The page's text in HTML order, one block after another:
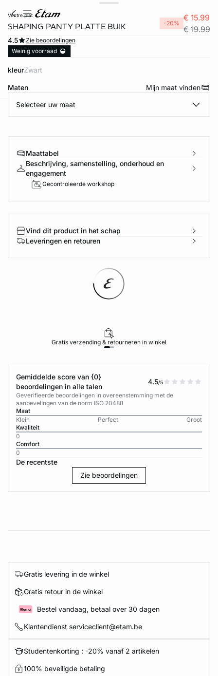
ventre plat
SHAPING PANTY PLATTE BUIK -20%
€ 15.99
€ 19.99
4.5
Zie beoordelingen
Weinig voorraad
kleur zwart
Maten Mijn maat vinden
Selecteer uw maat
Maattabel
Beschrijving, samenstelling, onderhoud en
engagement
Gecontroleerde workshop
Vind dit product in het schap
Leveringen en retouren
Gratis verzending & retourneren in winkel
Gemiddelde score van {0}
beoordelingen in alle talen
4.5/5
Geverifieerde beoordelingen in overeenstemming met de
aanbevelingen van de norm ISO 20488
Maat
Klein
Perfect
Groot
Kwaliteit
0
Comfort
0
De recentste
Zie beoordelingen
Gratis levering in de winkel
Gratis retour in de winkel
Bestel vandaag, betaal over 30 dagen
Klantendienst serviceclient@etam.be
Studentenkorting : -20% vanaf 2 artikelen
100% beveiligde betaling